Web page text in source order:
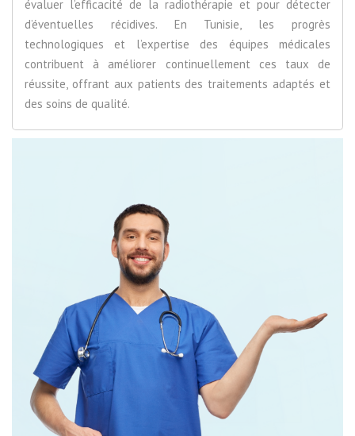
évaluer l’efficacité de la radiothérapie et pour détecter
d’éventuelles récidives. En Tunisie, les progrès
technologiques et l’expertise des équipes médicales
contribuent à améliorer continuellement ces taux de
réussite, offrant aux patients des traitements adaptés et
des soins de qualité.